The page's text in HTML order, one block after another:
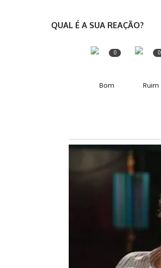
QUAL É A SUA REAÇÃO?
Bom
0
Ruim
0